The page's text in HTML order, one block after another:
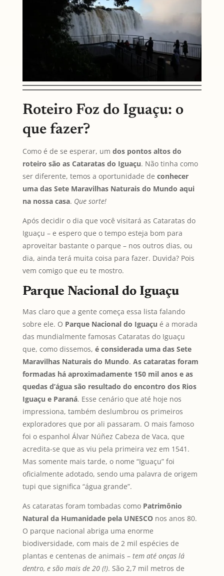
Roteiro Foz do Iguaçu: o
que fazer?
Como é de se esperar, um dos pontos altos do
roteiro são as Cataratas do Iguaçu. Não tinha como
ser diferente, temos a oportunidade de conhecer
uma das Sete Maravilhas Naturais do Mundo aqui
na nossa casa. Que sorte!
Após decidir o dia que você visitará as Cataratas do
Iguaçu – e espero que o tempo esteja bom para
aproveitar bastante o parque – nos outros dias, ou
dia, ainda terá muita coisa para fazer. Duvida? Pois
vem comigo que eu te mostro.
Parque Nacional do Iguaçu
Mas claro que a gente começa essa lista falando
sobre ele. O Parque Nacional do Iguaçu é a morada
das mundialmente famosas Cataratas do Iguaçu
que, como dissemos, é considerada uma das Sete
Maravilhas Naturais do Mundo. As cataratas foram
formadas há aproximadamente 150 mil anos e as
quedas d’água são resultado do encontro dos Rios
Iguaçu e Paraná. Esse cenário que até hoje nos
impressiona, também deslumbrou os primeiros
exploradores que por ali passaram. O mais famoso
foi o espanhol Álvar Núñez Cabeza de Vaca, que
acredita-se que as viu pela primeira vez em 1541.
Mas somente mais tarde, o nome “Iguaçu” foi
oficialmente adotado, sendo uma palavra de origem
tupi que significa “água grande”.
As cataratas foram tombadas como Patrimônio
Natural da Humanidade pela UNESCOnos anos 80.
O parque nacional abriga uma enorme
biodiversidade, com mais de 2 mil espécies de
plantas e centenas de animais – tem até onças lá
dentro, e são mais de 20 (!). São 2,7 mil metros de